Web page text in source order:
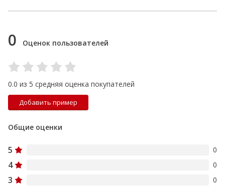
0 Оценок пользователей
0.0 из 5 средняя оценка покупателей
Добавить пример
Общие оценки
5 0
4 0
3 0